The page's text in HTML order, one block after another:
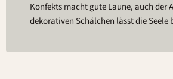
Konfekts macht gute Laune, auch der
dekorativen Schälchen lässt die Seele